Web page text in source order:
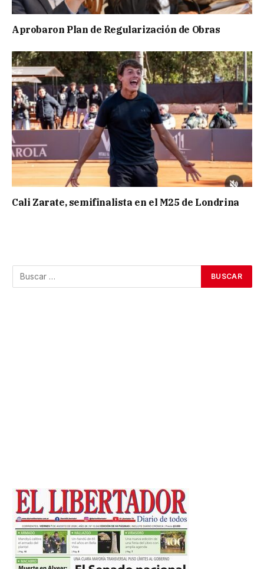
Aprobaron Plan de Regularización de Obras
Cali Zarate, semifinalista en el M25 de Londrina